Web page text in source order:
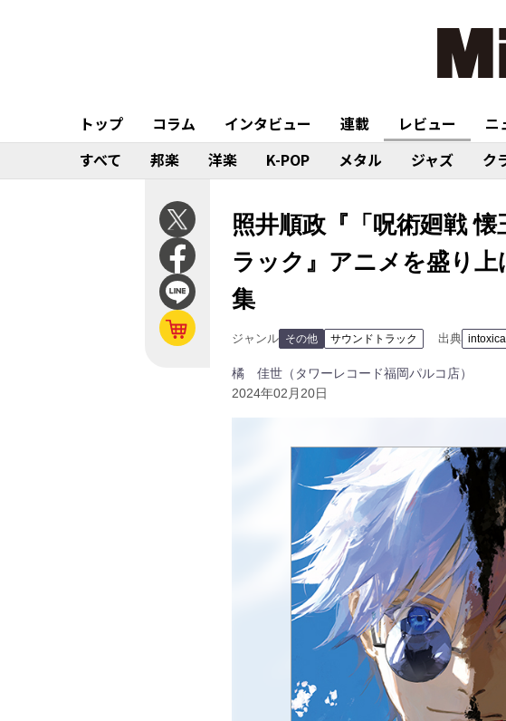
トップ コラム インタビュー 連載 レビュー ニ
すべて
邦楽 洋楽 K-POP メタル ジャズ ク
照井順政『「呪術廻戦
ラック』アニメを盛り
集
ジャンル その他 サウンドトラック 出典
橘 佳世（タワーレコード福岡パルコ店）
2024年02月20日